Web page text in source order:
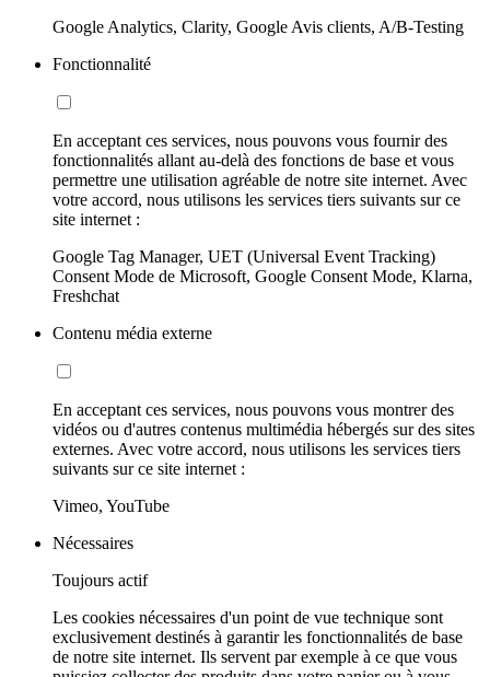
Google Analytics, Clarity, Google Avis clients, A/B-Testing
Fonctionnalité
En acceptant ces services, nous pouvons vous fournir des
fonctionnalités allant au-delà des fonctions de base et vous
permettre une utilisation agréable de notre site internet. Avec
votre accord, nous utilisons les services tiers suivants sur ce
site internet :
Google Tag Manager, UET (Universal Event Tracking)
Consent Mode de Microsoft, Google Consent Mode, Klarna,
Freshchat
Contenu média externe
En acceptant ces services, nous pouvons vous montrer des
vidéos ou d'autres contenus multimédia hébergés sur des sites
externes. Avec votre accord, nous utilisons les services tiers
suivants sur ce site internet :
Vimeo, YouTube
Nécessaires
Toujours actif
Les cookies nécessaires d'un point de vue technique sont
exclusivement destinés à garantir les fonctionnalités de base
de notre site internet. Ils servent par exemple à ce que vous